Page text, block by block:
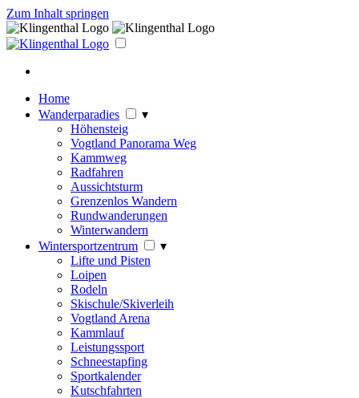
Zum Inhalt springen
Home
Wanderparadies
▾
Höhensteig
Vogtland Panorama Weg
Kammweg
Radfahren
Aussichtsturm
Grenzenlos Wandern
Rundwanderungen
Winterwandern
Wintersportzentrum
▾
Lifte und Pisten
Loipen
Rodeln
Skischule/Skiverleih
Vogtland Arena
Kammlauf
Leistungssport
Schneestapfing
Sportkalender
Kutschfahrten